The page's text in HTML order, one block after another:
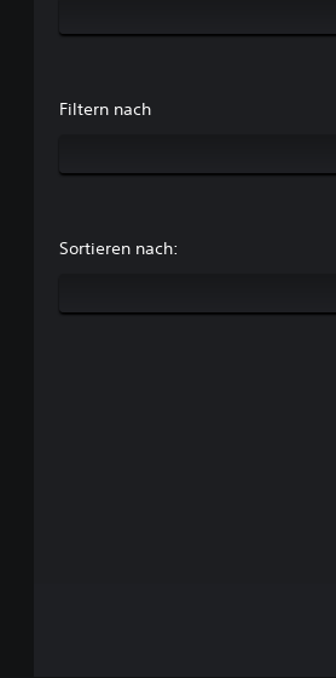
Filtern nach
Sortieren nach: